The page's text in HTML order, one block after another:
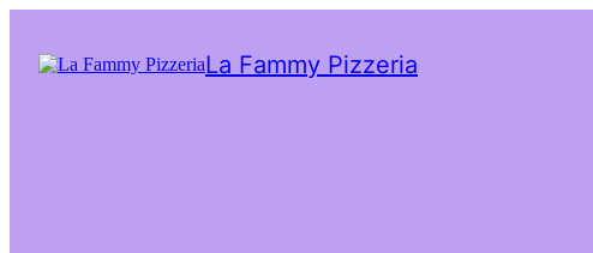
La Fammy Pizzeria